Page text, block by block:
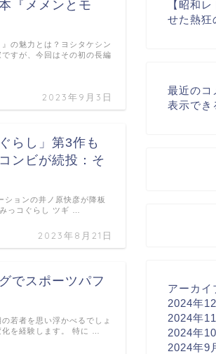
『メメンとモ
2023年9月3日
の魅力とは？ヨシタケシン
すが、今回はその初の長編
らし」第3作も
ンビが続投：そ
2023年8月21日
ョンの井ノ原快彦が降板
っコぐらし ツギ …
でスポーツパフ
若者を思い浮かべるでしょ
を経験します。 特に …
【昭和
せた熱狂
最近のコ
表示でき
アーカイ
2024年
2024年
2024年
2024年9